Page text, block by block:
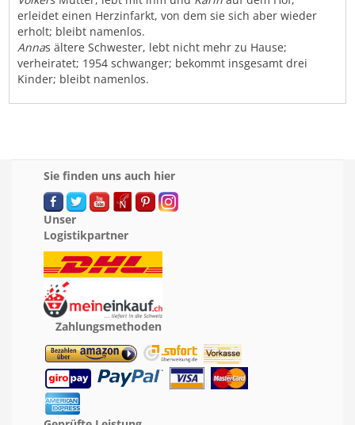
erleidet einen Herzinfarkt, von dem sie sich aber wieder
erholt; bleibt namenlos.
Annas ältere Schwester, lebt nicht mehr zu Hause;
verheiratet; 1954 schwanger; bekommt insgesamt drei
Kinder; bleibt namenlos.
Sie finden uns auch hier
Unser
Logistikpartner
Zahlungsmethoden